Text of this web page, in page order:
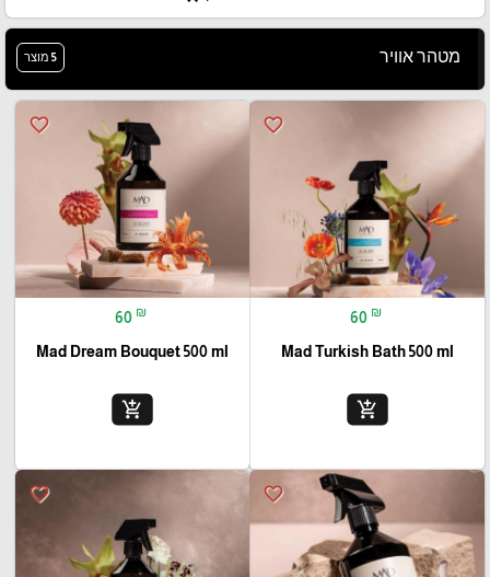
מטהר אוויר 5 מוצר
favorite_border
60 ₪
Mad Turkish Bath 500 ml
add_shopping_cart
favorite_border
60 ₪
Mad Dream Bouquet 500 ml
add_shopping_cart
favorite_border
favorite_border